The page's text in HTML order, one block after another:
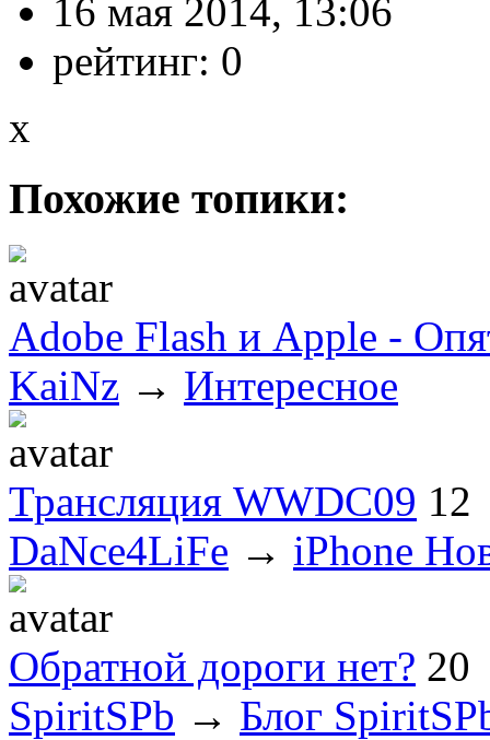
16 мая 2014, 13:06
рейтинг: 0
x
Похожие топики:
Adobe Flash и Apple -
KaiNz → Интересное
Трансляция WWDC09 12
DaNce4LiFe → iPhone
Обратной дороги нет? 20
SpiritSPb → Блог